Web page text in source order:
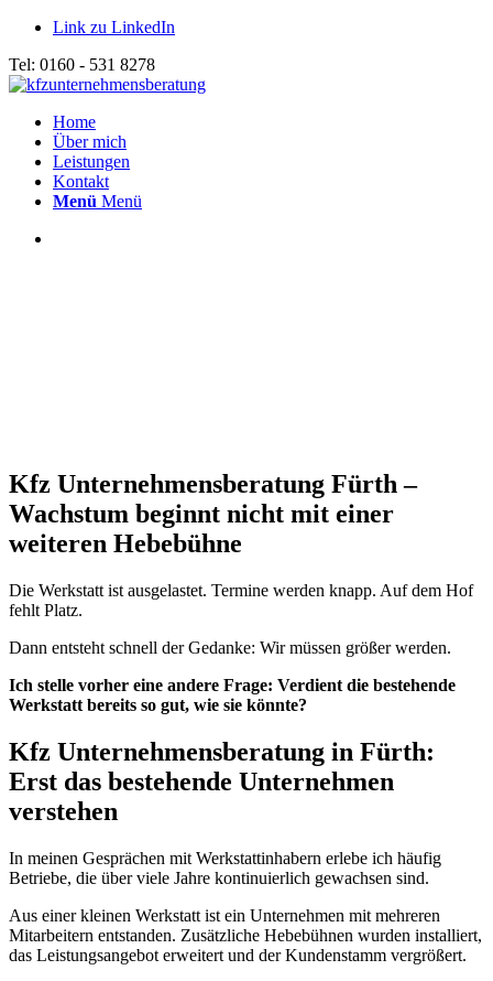
Link zu LinkedIn
Tel: 0160 - 531 8278
Home
Über mich
Leistungen
Kontakt
Menü Menü
Kfz Unternehmensberatung Fürth –
Wachstum beginnt nicht mit einer
weiteren Hebebühne
Die Werkstatt ist ausgelastet. Termine werden knapp. Auf dem Hof
fehlt Platz.
Dann entsteht schnell der Gedanke: Wir müssen größer werden.
Ich stelle vorher eine andere Frage: Verdient die bestehende
Werkstatt bereits so gut, wie sie könnte?
Kfz Unternehmensberatung in Fürth:
Erst das bestehende Unternehmen
verstehen
In meinen Gesprächen mit Werkstattinhabern erlebe ich häufig
Betriebe, die über viele Jahre kontinuierlich gewachsen sind.
Aus einer kleinen Werkstatt ist ein Unternehmen mit mehreren
Mitarbeitern entstanden. Zusätzliche Hebebühnen wurden installiert,
das Leistungsangebot erweitert und der Kundenstamm vergrößert.